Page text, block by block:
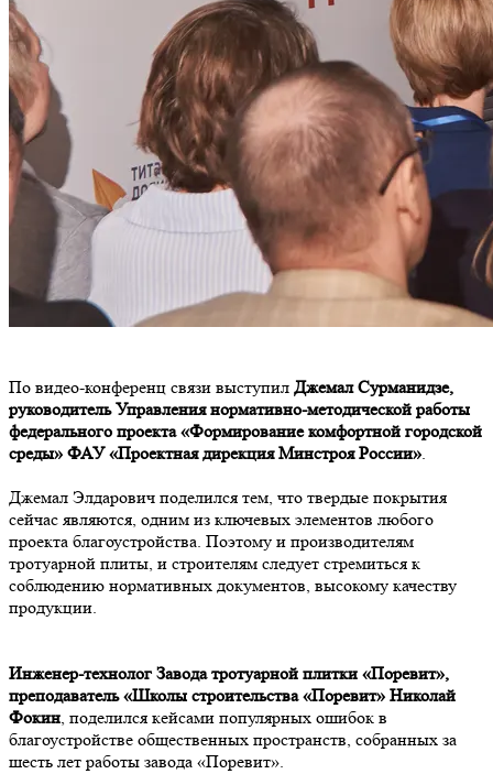
По видео-конференц связи выступил Джемал Сурманидзе,
руководитель Управления нормативно-методической работы
федерального проекта «Формирование комфортной городской
среды» ФАУ «Проектная дирекция Минстроя России».
Джемал Элдарович поделился тем, что твердые покрытия
сейчас являются, одним из ключевых элементов любого
проекта благоустройства. Поэтому и производителям
тротуарной плиты, и строителям следует стремиться к
соблюдению нормативных документов, высокому качеству
продукции.
Инженер-технолог Завода тротуарной плитки «Поревит»,
преподаватель «Школы строительства «Поревит» Николай
Фокин, поделился кейсами популярных ошибок в
благоустройстве общественных пространств, собранных за
шесть лет работы завода «Поревит».